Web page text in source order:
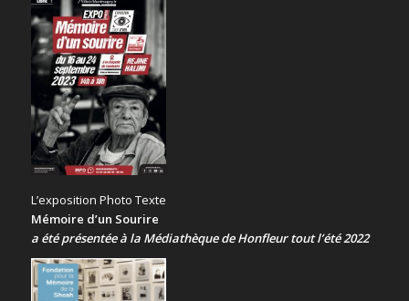
L’exposition Photo Texte
Mémoire d’un Sourire
a été présentéeà la Médiathèque de Honfleur tout l’été 2022